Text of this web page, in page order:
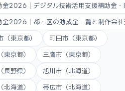
金2026｜デジタル技術活用支援補助金
金2026｜都・区の助成金一覧と制作会
（東京都） 町田市（東京都）
東京都） 三鷹市（東京都）
長野県） 旭川市（北海道）
北海道） 帯広市（北海道）